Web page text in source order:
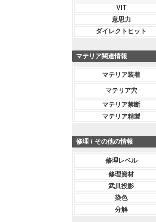
VIT
意思力
ダイレクトヒット
マテリア関連情報
マテリア装着
マテリア穴
マテリア禁断
マテリア精製
修理 / その他の情報
修理レベル
修理資材
武具投影
染色
分解